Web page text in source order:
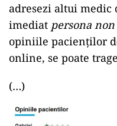
adresezi altui medic
imediat persona
opiniile pacienților
online, se poate
(…)